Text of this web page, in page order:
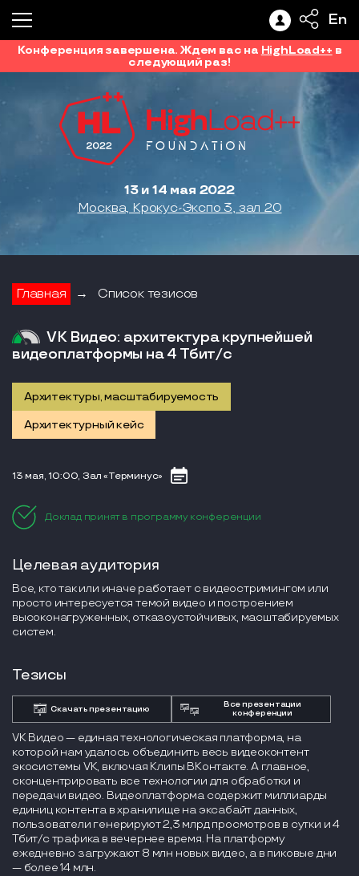
En
Конференция завершена. Ждем вас на HighLoad++ в
следующий раз!
13 и 14 мая 2022
Москва, Крокус-Экспо 3, зал 20
Главная → Список тезисов
VK Видео: архитектура крупнейшей
видеоплатформы на 4 Тбит/с
Архитектуры, масштабируемость
Архитектурный кейс
13 мая, 10:00, Зал «Терминус»
Доклад принят в программу конференции
Целевая аудитория
Все, кто так или иначе работает с видеостримингом или
просто интересуется темой видео и построением
высоконагруженных, отказоустойчивых, масштабируемых
систем.
Тезисы
Скачать презентацию
Все презентации
конференции
VK Видео — единая технологическая платформа, на
которой нам удалось объединить весь видеоконтент
экосистемы VK, включая Клипы ВКонтакте. А главное,
сконцентрировать все технологии для обработки и
передачи видео. Видеоплатформа содержит миллиарды
единиц контента в хранилище на эксабайт данных,
пользователи генерируют 2,3 млрд просмотров в сутки и 4
Тбит/с трафика в вечернее время. На платформу
ежедневно загружают 8 млн новых видео, а в пиковые дни
— более 14 млн.